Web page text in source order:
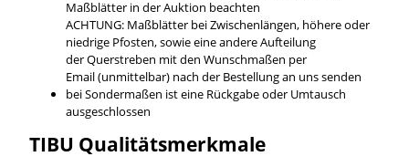
Maßblätter in der Auktion beachten
ACHTUNG: Maßblätter bei Zwischenlängen, höhere oder
niedrige Pfosten, sowie eine andere Aufteilung
der Querstreben mit den Wunschmaßen per
Email (unmittelbar) nach der Bestellung an uns senden
bei Sondermaßen ist eine Rückgabe oder Umtausch
ausgeschlossen
TIBU Qualitätsmerkmale